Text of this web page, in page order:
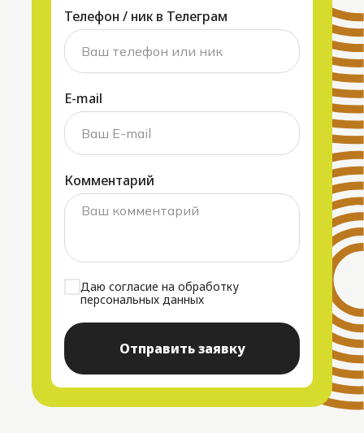
Телефон / ник в Телеграм
E-mail
Комментарий
Даю согласие на обработку
персональных данных
Отправить заявку
с собакой
+7 800 555 35 35
contact@gmail.com